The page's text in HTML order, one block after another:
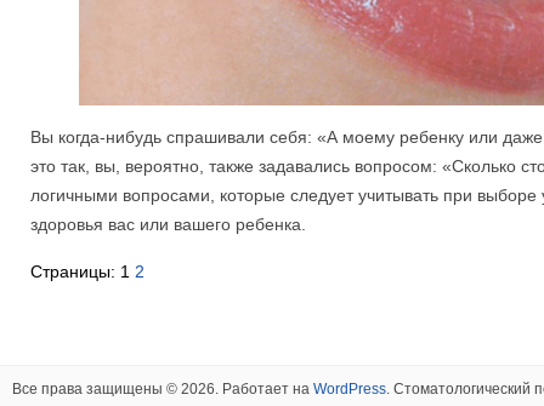
Вы когда-нибудь спрашивали себя: «А моему ребенку или
это так, вы, вероятно, также задавались вопросом: «Сколько
логичными вопросами, которые следует учитывать при выборе
здоровья вас или вашего ребенка.
Страницы: 1 2
Все права защищены © 2026. Работает на WordPress. Стоматологический